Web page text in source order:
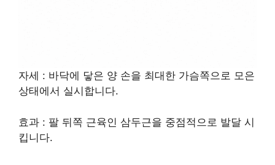
자세 : 바닥에 닿은 양 손을 최대한 가슴쪽으로 모은
상태에서 실시합니다.
효과 : 팔 뒤쪽 근육인 삼두근을 중점적으로 발달 시
킵니다.